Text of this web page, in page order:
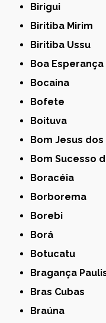
Birigui
Biritiba Mirim
Biritiba Ussu
Boa
Bocaina
Bofete
Boituva
Bom Jesus
Bom Sucesso
Boracéia
Borborema
Borebi
Borá
Botucatu
Bragança
Bras Cubas
Braúna